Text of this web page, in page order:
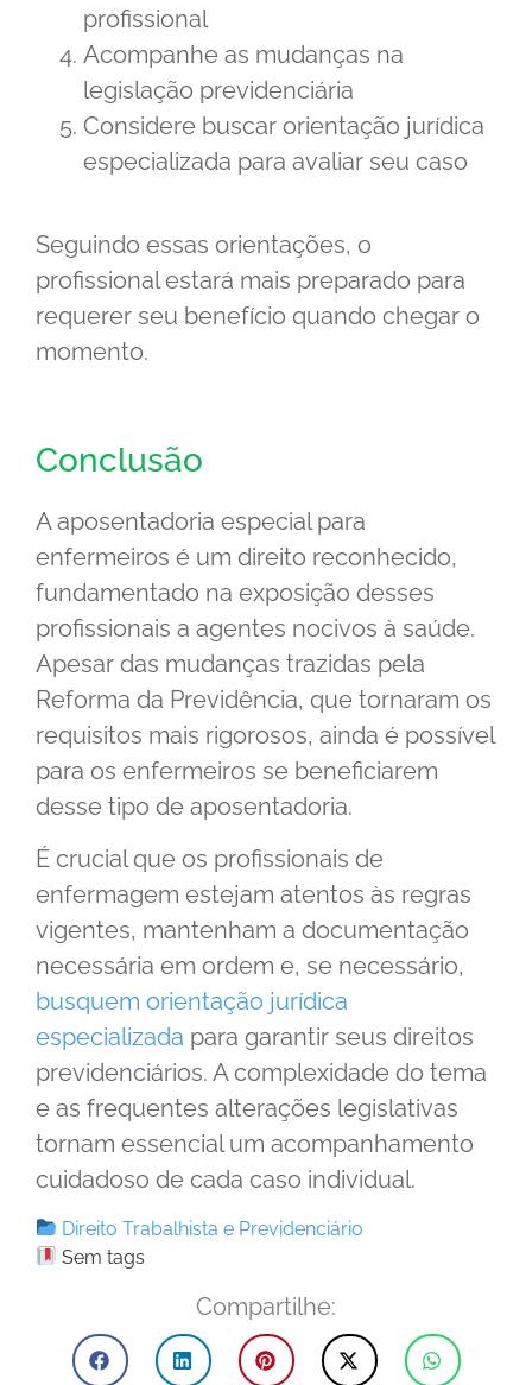
profissional
Acompanhe as mudanças na
legislação previdenciária
Considere buscar orientação jurídica
especializada para avaliar seu caso
Seguindo essas orientações, o
profissional estará mais preparado para
requerer seu benefício quando chegar o
momento.
Conclusão
A aposentadoria especial para
enfermeiros é um direito reconhecido,
fundamentado na exposição desses
profissionais a agentes nocivos à saúde.
Apesar das mudanças trazidas pela
Reforma da Previdência, que tornaram os
requisitos mais rigorosos, ainda é possível
para os enfermeiros se beneficiarem
desse tipo de aposentadoria.
É crucial que os profissionais de
enfermagem estejam atentos às regras
vigentes, mantenham a documentação
necessária em ordem e, se necessário,
busquem orientação jurídica
especializada para garantir seus direitos
previdenciários. A complexidade do tema
e as frequentes alterações legislativas
tornam essencial um acompanhamento
cuidadoso de cada caso individual.
Direito Trabalhista e Previdenciário
Sem tags
Compartilhe: